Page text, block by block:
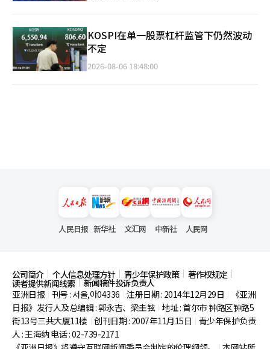
KOSPI在单一股票杠杆监管下仍然波动
不定
2026-08-06 18:48:00
人民日报 新华社 文汇网 中新社 人民网
公司简介 个人信息处理方针 青少年保护政策 著作权规定
读者提供新闻线索
新闻稿件投诉负责人
亚洲日报
刊号 : 서울,아04336 注册日期 : 2014年12月29日
《亚洲
日报》发行人及总编辑 : 郭永吉、梁圭铉 地址 : 首尔市钟路区钟路5
街13号三共大厦11楼 创刊日期 : 2007年11月15日
青少年保护负责
人 : 王海纳 电话 : 02-739-2171